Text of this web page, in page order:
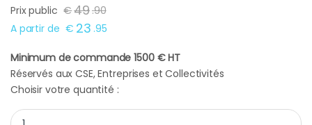
Prix public €49.90
A partir de € 23 .95
Minimum de commande 1500 € HT
Réservés aux CSE, Entreprises et Collectivités
Choisir votre quantité :
Casque audio carré noir quantity